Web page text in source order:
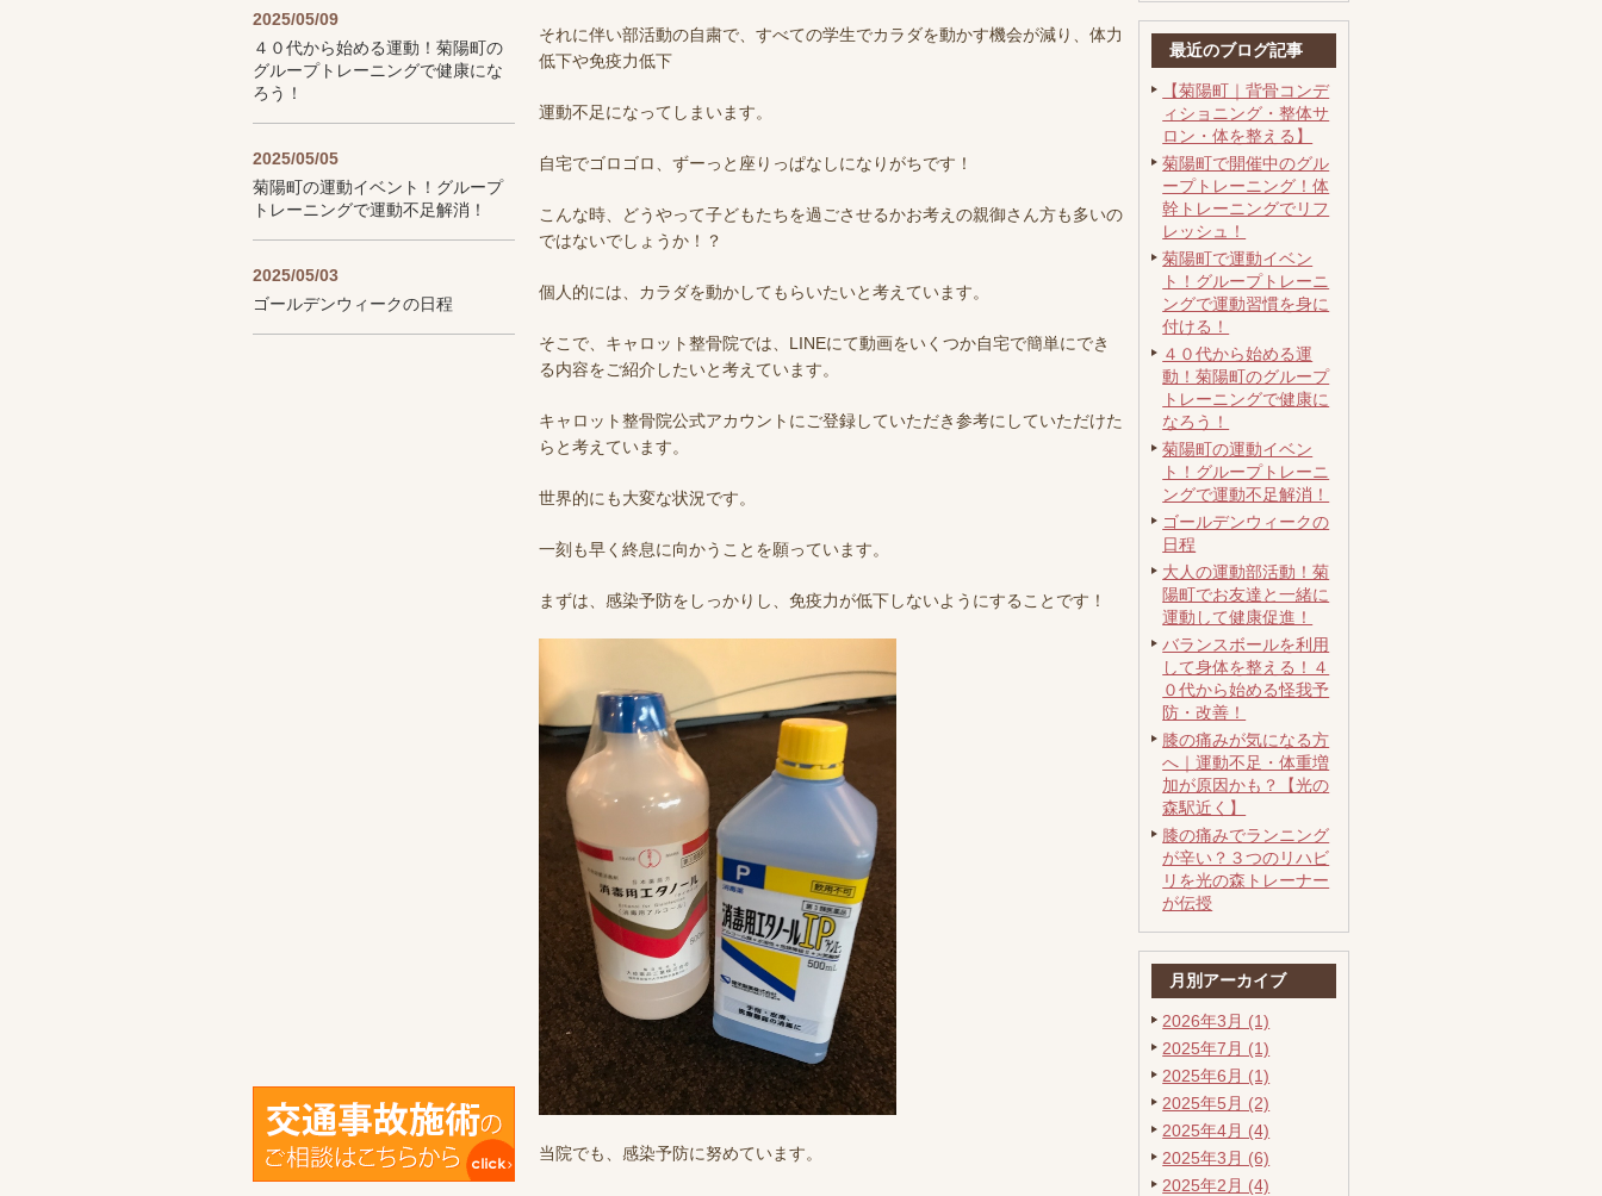
それに伴い部活動の自粛で、すべての学生でカラダを動かす機会が減り、体力
低下や免疫力低下
運動不足になってしまいます。
自宅でゴロゴロ、ずーっと座りっぱなしになりがちです！
こんな時、どうやって子どもたちを過ごさせるかお考えの親御さん方も多いの
ではないでしょうか！？
個人的には、カラダを動かしてもらいたいと考えています。
そこで、キャロット整骨院では、LINEにて動画をいくつか自宅で簡単にでき
る内容をご紹介したいと考えています。
キャロット整骨院公式アカウントにご登録していただき参考にしていただけた
らと考えています。
世界的にも大変な状況です。
一刻も早く終息に向かうことを願っています。
まずは、感染予防をしっかりし、免疫力が低下しないようにすることです！
当院でも、感染予防に努めています。
最近のブログ記事
【菊陽町｜背骨コンデ
ィショニング・整体サ
ロン・体を整える】
菊陽町で開催中のグル
ープトレーニング！体
幹トレーニングでリフ
レッシュ！
菊陽町で運動イベン
ト！グループトレーニ
ングで運動習慣を身に
付ける！
４０代から始める運
動！菊陽町のグループ
トレーニングで健康に
なろう！
菊陽町の運動イベン
ト！グループトレーニ
ングで運動不足解消！
ゴールデンウィークの
日程
大人の運動部活動！菊
陽町でお友達と一緒に
運動して健康促進！
バランスボールを利用
して身体を整える！４
０代から始める怪我予
防・改善！
膝の痛みが気になる方
へ｜運動不足・体重増
加が原因かも？【光の
森駅近く】
膝の痛みでランニング
が辛い？３つのリハビ
リを光の森トレーナー
が伝授
月別アーカイブ
2026年3月 (1)
2025年7月 (1)
2025年6月 (1)
2025年5月 (2)
2025年4月 (4)
2025年3月 (6)
2025年2月 (4)
2025/05/09
４０代から始める運動！菊陽町の
グループトレーニングで健康にな
ろう！
2025/05/05
菊陽町の運動イベント！グループ
トレーニングで運動不足解消！
2025/05/03
ゴールデンウィークの日程